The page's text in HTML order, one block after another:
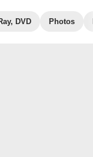
DVD Photos